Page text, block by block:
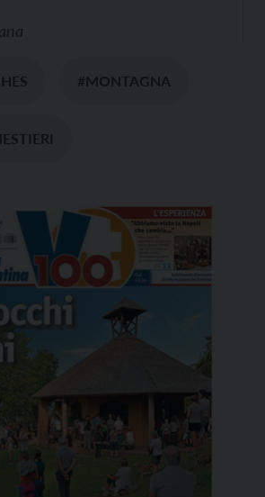
#MONTAGNA